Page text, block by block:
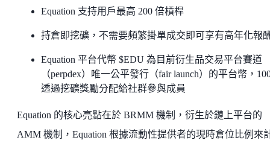
Equation 支持用戶最高 200 倍槓桿
持倉即挖礦，不需要頻繁掛單成交即可享有高年化報
Equation 平台代幣 $EDU 為目前衍生品交易平台賽道
（perpdex）唯一公平發行（fair launch）的平台幣，
透過挖礦獎勵分配給社群參與成員
Equation 的核心亮點在於 BRMM 機制，衍生於鏈上平台的
AMM 機制，Equation 根據流動性提供者的現時倉位比例來